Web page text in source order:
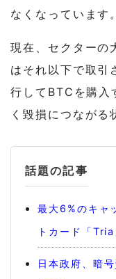
なくなっています。
現在、セクターの
はそれ以下で取引
行してBTCを購入
く毀損につながる
話題の記事
最大6%のキャ
トカード「Tria
日本政府、暗